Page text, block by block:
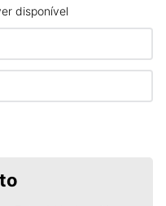
disponível